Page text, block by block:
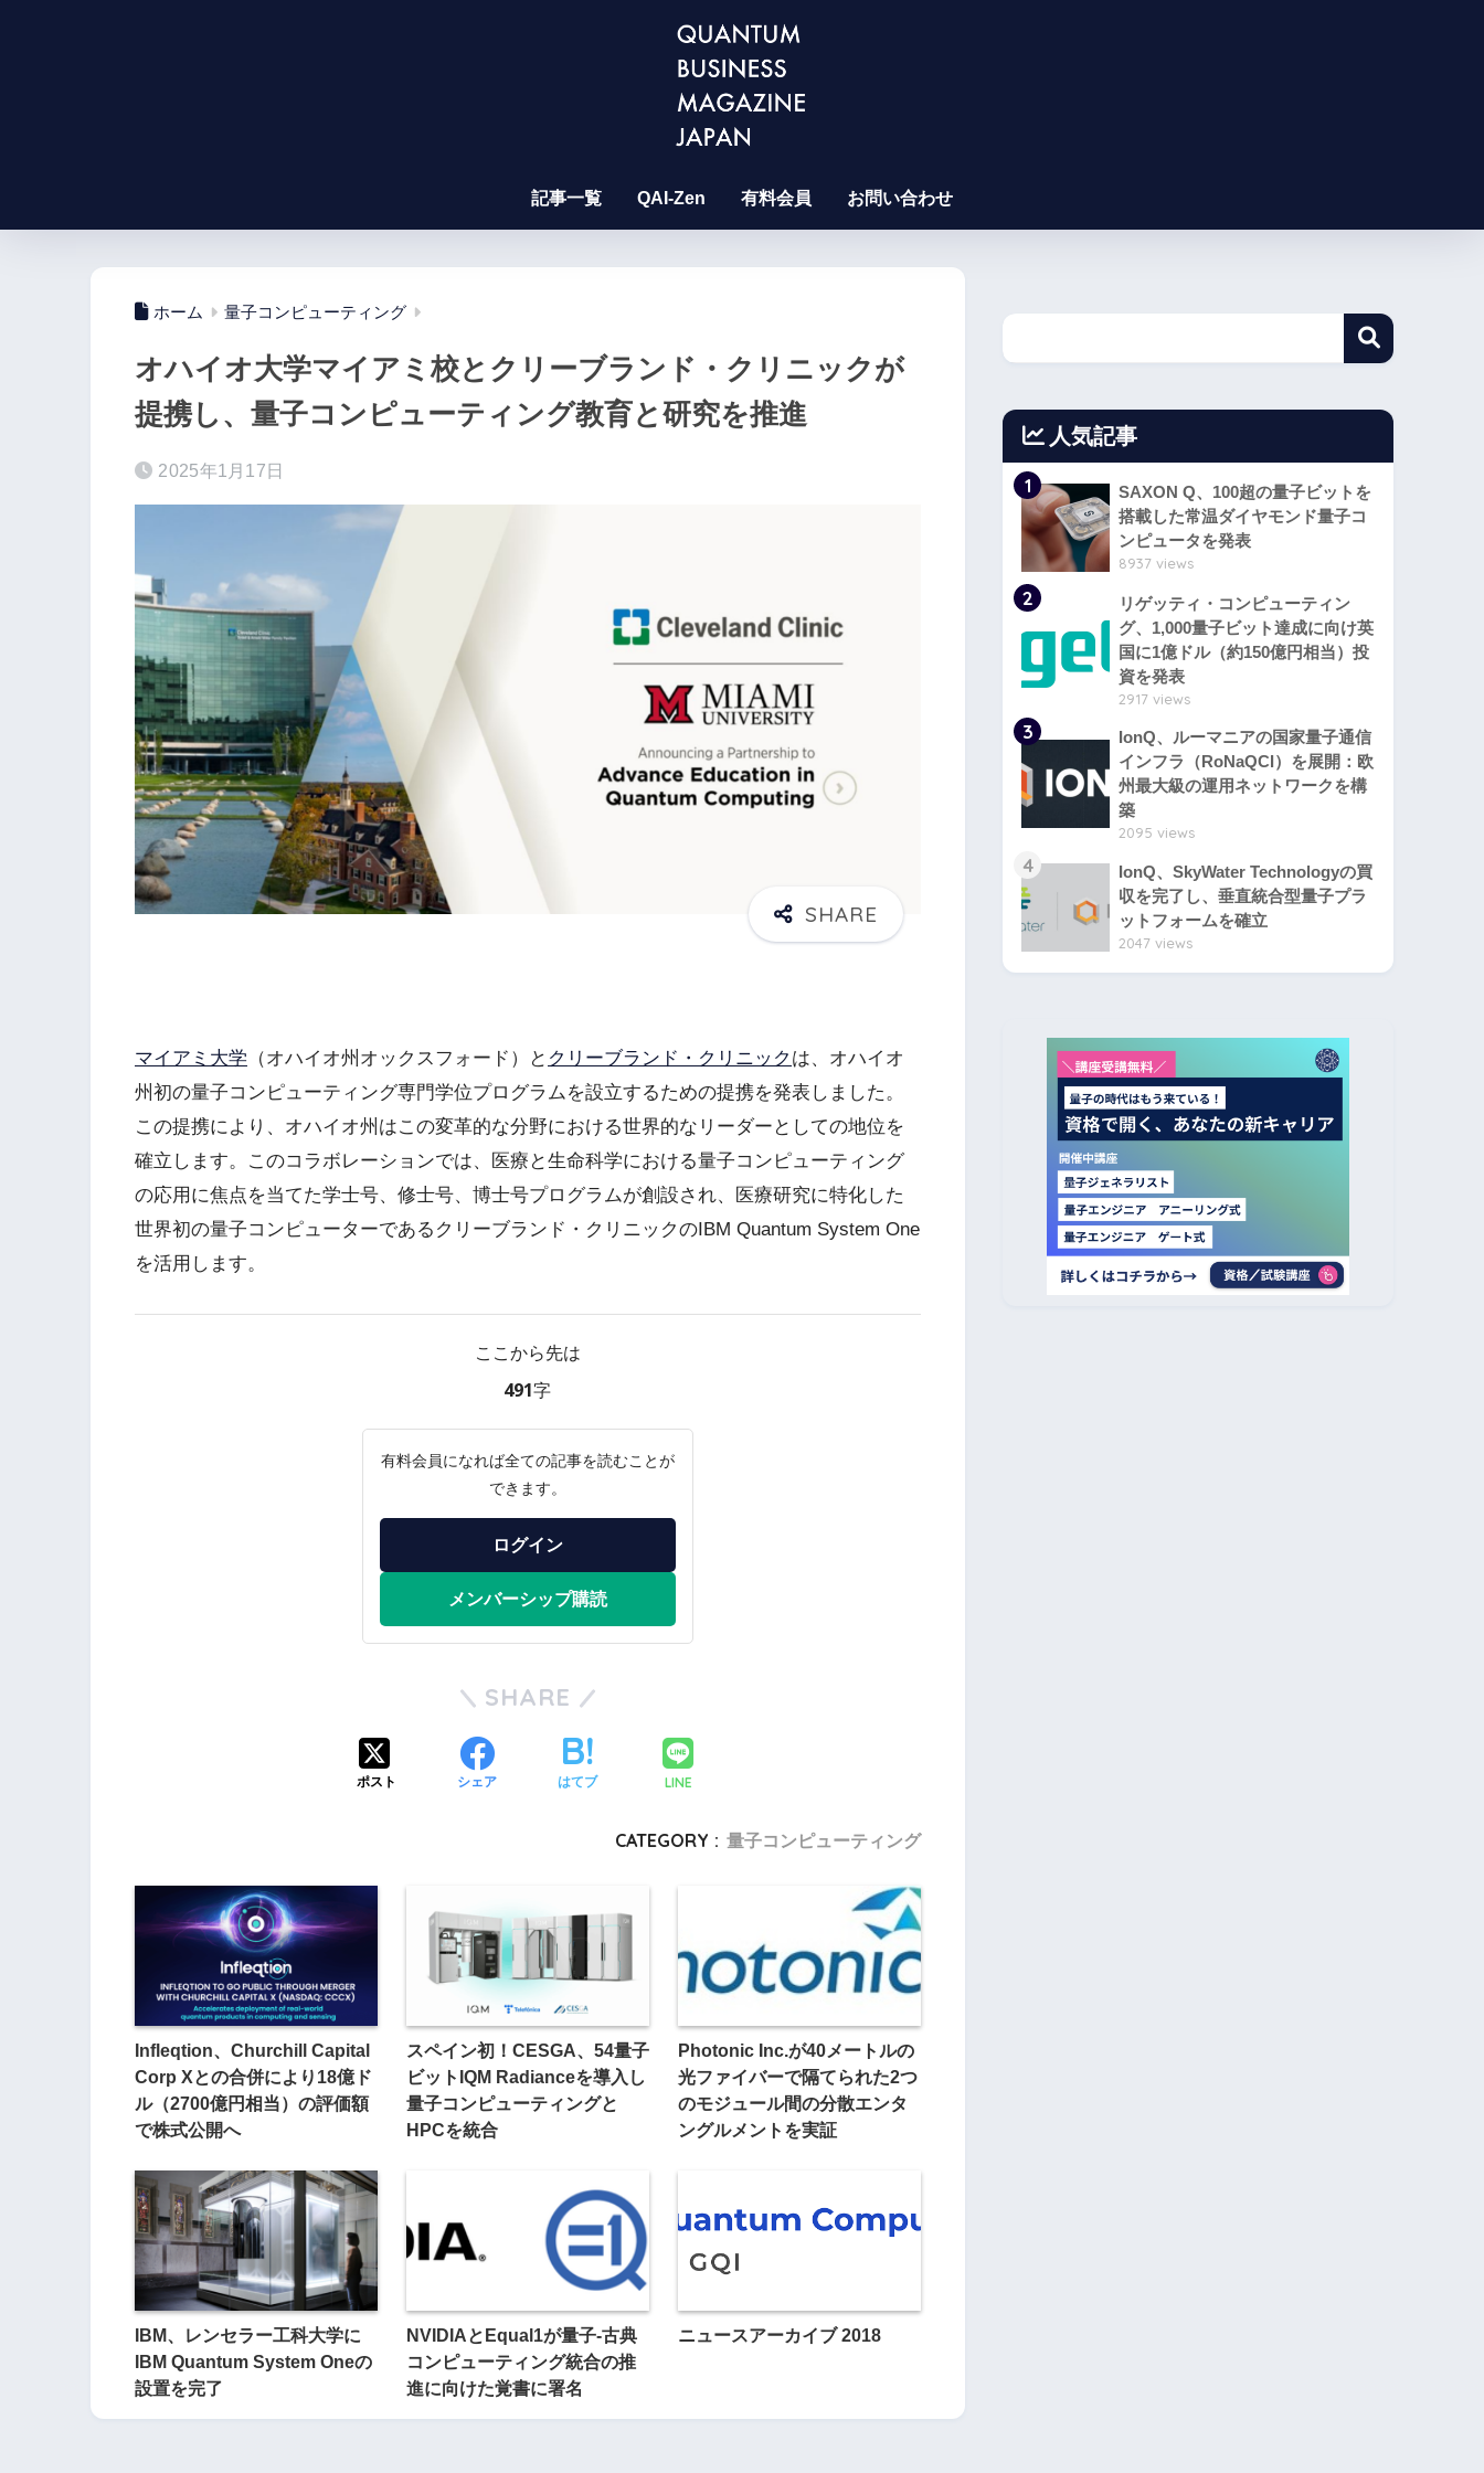
記事一覧 QAI-Zen 有料会員 お問い合わせ
ホーム 量子コンピューティング
オハイオ大学マイアミ校とクリーブランド・クリニックが
提携し、量子コンピューティング教育と研究を推進
2025年1月17日
マイアミ大学 （オハイオ州オックスフォード）と クリーブランド・クリニック は、オハイオ
州初の量子コンピューティング専門学位プログラムを設立するための提携を発表しました。
この提携により、オハイオ州はこの変革的な分野における世界的なリーダーとしての地位を
確立します。このコラボレーションでは、医療と生命科学における量子コンピューティング
の応用に焦点を当てた学士号、修士号、博士号プログラムが創設され、医療研究に特化した
世界初の量子コンピューターであるクリーブランド・クリニックのIBM Quantum System One
を活用します。
ここから先は
491字
有料会員になれば全ての記事を読むことが
できます。
ログイン
メンバーシップ購読
SHARE
ポスト シェア はてブ LINE
CATEGORY : 量子コンピューティング
Infleqtion、Churchill Capital
Corp Xとの合併により18億ド
ル（2700億円相当）の評価額
で株式公開へ
スペイン初！CESGA、54量子
ビットIQM Radianceを導入し
量子コンピューティングと
HPCを統合
Photonic Inc.が40メートルの
光ファイバーで隔てられた2つ
のモジュール間の分散エンタ
ングルメントを実証
IBM、レンセラー工科大学に
IBM Quantum System Oneの
設置を完了
NVIDIAとEqual1が量子-古典
コンピューティング統合の推
進に向けた覚書に署名
ニュースアーカイブ 2018
人気記事
1
SAXON Q、100超の量子ビットを
搭載した常温ダイヤモンド量子コ
ンピュータを発表
8937 views
2
リゲッティ・コンピューティン
グ、1,000量子ビット達成に向け英
国に1億ドル（約150億円相当）投
資を発表
2917 views
3
IonQ、ルーマニアの国家量子通信
インフラ（RoNaQCI）を展開：欧
州最大級の運用ネットワークを構
築
2095 views
4
IonQ、SkyWater Technologyの買
収を完了し、垂直統合型量子プラ
ットフォームを確立
2047 views